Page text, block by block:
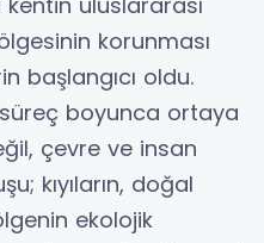
korunması
başlangıcı oldu.
boyunca ortaya
çevre ve insan
kıyıların, doğal
ekolojik